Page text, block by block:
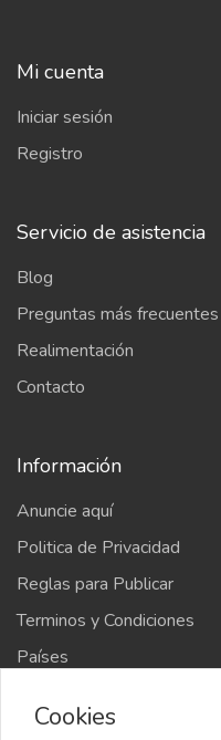
Mi cuenta
Iniciar sesión
Registro
Servicio de asistencia
Blog
Preguntas más frecuentes
Realimentación
Contacto
Información
Anuncie aquí
Politica de Privacidad
Reglas para Publicar
Terminos y Condiciones
Países
Cookies